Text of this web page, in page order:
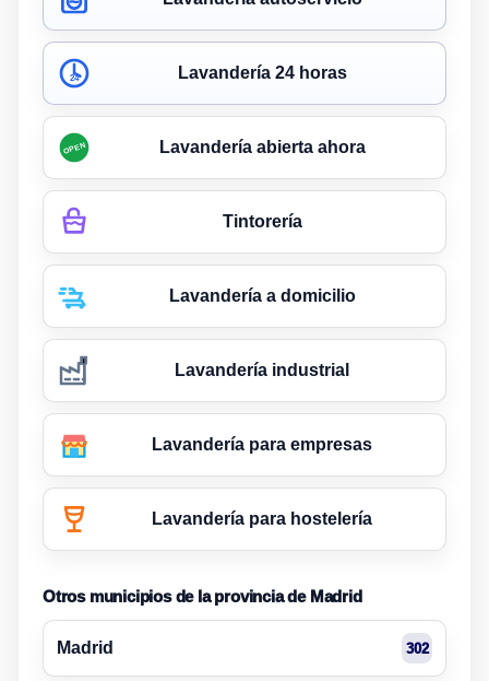
24 Lavandería 24 horas
OPEN Lavandería abierta ahora
Tintorería
Lavandería a domicilio
Lavandería industrial
Lavandería para empresas
Lavandería para hostelería
Otros municipios de la provincia de Madrid
Madrid 302